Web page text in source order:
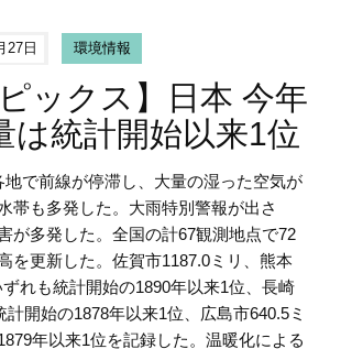
27日 環境情報
ピックス】日本 今年
は統計開始以来1位
で前線が停滞し、大量の湿った空気が
帯も多発した。大雨特別警報が出さ
が多発した。全国の計67観測地点で72
を更新した。佐賀市1187.0ミリ、熊本
ずれも統計開始の1890年以来1位、長崎
計開始の1878年以来1位、広島市640.5ミ
年以来1位を記録した。温暖化による